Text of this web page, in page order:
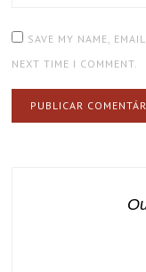
SAVE MY NAME,
NEXT TIME I COMMENT.